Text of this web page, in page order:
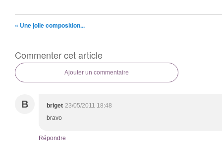
« Une jolie composition...
Commenter cet article
Ajouter un commentaire
B briget 23/05/2011 18:48
bravo
Répondre